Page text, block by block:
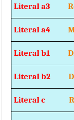
Literal a3
Literal a4
Literal b1
Literal b2
Literal c